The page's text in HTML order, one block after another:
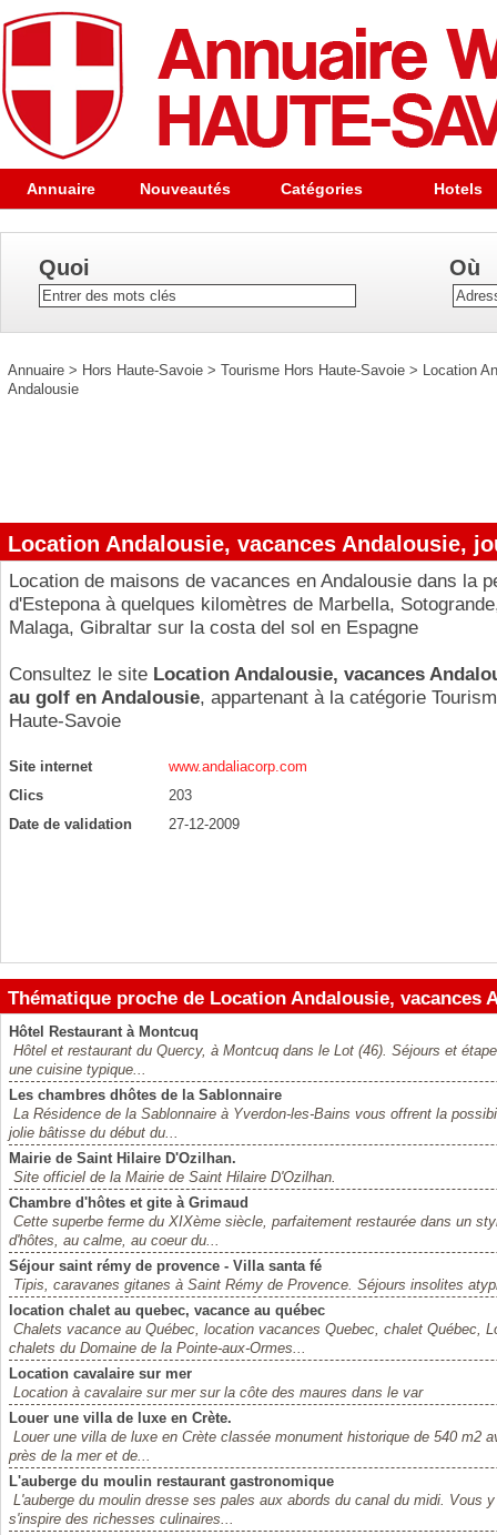
Annuaire Nouveautés Catégories Hotels
Quoi Où
Annuaire > Hors Haute-Savoie > Tourisme Hors Haute-Savoie > Location
Andalousie
Location Andalousie, vacances Andalousie,
Location de maisons de vacances en Andalousie dans la
d'Estepona à quelques kilomètres de Marbella,
Malaga, Gibraltar sur la costa del sol en Espagne
Consultez le site Location Andalousie, vacances
au golf en Andalousie, appartenant à la catégorie
Haute-Savoie
Site internet
www.andaliacorp.com
Clics
203
Date de validation
27-12-2009
Thématique proche de Location Andalousie, vacances
Hôtel Restaurant à Montcuq
Hôtel et restaurant du Quercy, à Montcuq dans le Lot (46). Séjours et
une cuisine typique...
Les chambres dhôtes de la Sablonnaire
La Résidence de la Sablonnaire à Yverdon-les-Bains vous offrent la
jolie bâtisse du début du...
Mairie de Saint Hilaire D'Ozilhan.
Site officiel de la Mairie de Saint Hilaire D'Ozilhan.
Chambre d'hôtes et gite à Grimaud
Cette superbe ferme du XIXème siècle, parfaitement restaurée dans un
d'hôtes, au calme, au coeur du...
Séjour saint rémy de provence - Villa santa fé
Tipis, caravanes gitanes à Saint Rémy de Provence. Séjours insolites
location chalet au quebec, vacance au québec
Chalets vacance au Québec, location vacances Quebec, chalet Québec,
chalets du Domaine de la Pointe-aux-Ormes...
Location cavalaire sur mer
Location à cavalaire sur mer sur la côte des maures dans le var
Louer une villa de luxe en Crète.
Louer une villa de luxe en Crète classée monument historique de 540 m2
près de la mer et de...
L'auberge du moulin restaurant gastronomique
L'auberge du moulin dresse ses pales aux abords du canal du midi. Vous
s'inspire des richesses culinaires...